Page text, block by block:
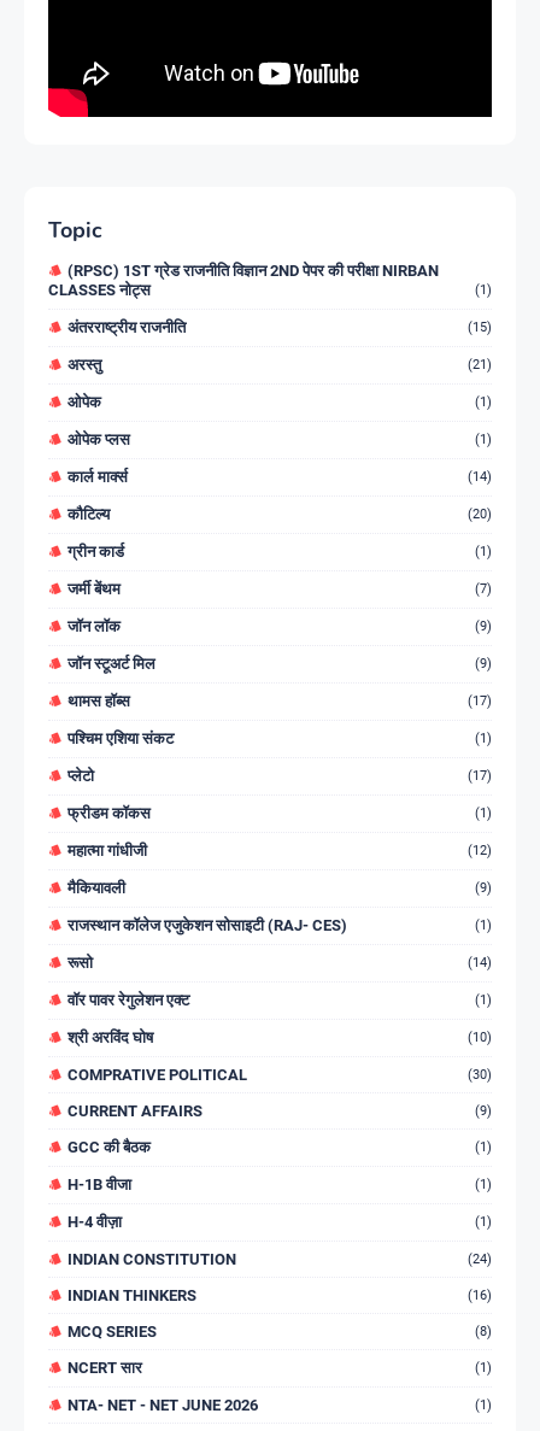
Topic
(RPSC) 1ST ग्रेड राजनीति विज्ञान 2ND पेपर की परीक्षा NIRBAN
CLASSES नोट्स
(1)
अंतरराष्ट्रीय राजनीति (15)
अरस्तु (21)
ओपेक (1)
ओपेक प्लस (1)
कार्ल मार्क्स (14)
कौटिल्य (20)
ग्रीन कार्ड (1)
जर्मी बेंथम (7)
जॉन लॉक (9)
जॉन स्टूअर्ट मिल (9)
थामस हॉब्स (17)
पश्चिम एशिया संकट (1)
प्लेटो (17)
फ्रीडम कॉकस (1)
महात्मा गांधीजी (12)
मैकियावली (9)
राजस्थान कॉलेज एजुकेशन सोसाइटी (RAJ- CES) (1)
रूसो (14)
वॉर पावर रेगुलेशन एक्ट (1)
श्री अरविंद घोष (10)
COMPRATIVE POLITICAL (30)
CURRENT AFFAIRS (9)
GCC की बैठक (1)
H-1B वीजा (1)
H-4 वीज़ा (1)
INDIAN CONSTITUTION (24)
INDIAN THINKERS (16)
MCQ SERIES (8)
NCERT सार (1)
NTA- NET - NET JUNE 2026 (1)